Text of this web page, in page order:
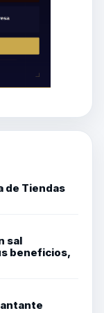
de Tiendas
sal
beneficios,